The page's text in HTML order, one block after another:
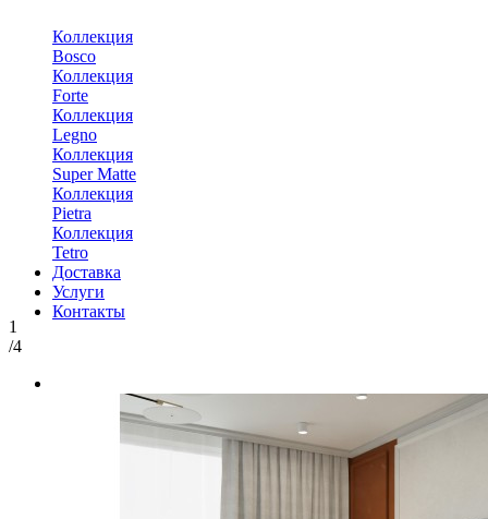
Коллекция
Bosco
Коллекция
Forte
Коллекция
Legno
Коллекция
Super Matte
Коллекция
Pietra
Коллекция
Tetro
Доставка
Услуги
Контакты
1
/4